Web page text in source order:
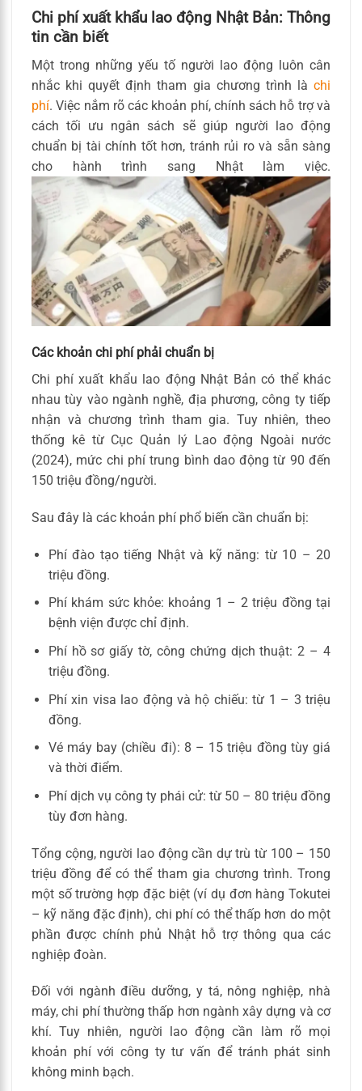
Chi phí xuất khẩu lao động Nhật Bản: Thông
tin cần biết
Một trong những yếu tố người lao động luôn cân
nhắc khi quyết định tham gia chương trình là chi
phí. Việc nắm rõ các khoản phí, chính sách hỗ trợ và
cách tối ưu ngân sách sẽ giúp người lao động
chuẩn bị tài chính tốt hơn, tránh rủi ro và sẵn sàng
cho hành trình sang Nhật làm việc.
Các khoản chi phí phải chuẩn bị
Chi phí xuất khẩu lao động Nhật Bản có thể khác
nhau tùy vào ngành nghề, địa phương, công ty tiếp
nhận và chương trình tham gia. Tuy nhiên, theo
thống kê từ Cục Quản lý Lao động Ngoài nước
(2024), mức chi phí trung bình dao động từ 90 đến
150 triệu đồng/người.
Sau đây là các khoản phí phổ biến cần chuẩn bị:
Phí đào tạo tiếng Nhật và kỹ năng: từ 10 – 20
triệu đồng.
Phí khám sức khỏe: khoảng 1 – 2 triệu đồng tại
bệnh viện được chỉ định.
Phí hồ sơ giấy tờ, công chứng dịch thuật: 2 – 4
triệu đồng.
Phí xin visa lao động và hộ chiếu: từ 1 – 3 triệu
đồng.
Vé máy bay (chiều đi): 8 – 15 triệu đồng tùy giá
và thời điểm.
Phí dịch vụ công ty phái cử: từ 50 – 80 triệu đồng
tùy đơn hàng.
Tổng cộng, người lao động cần dự trù từ 100 – 150
triệu đồng để có thể tham gia chương trình. Trong
một số trường hợp đặc biệt (ví dụ đơn hàng Tokutei
– kỹ năng đặc định), chi phí có thể thấp hơn do một
phần được chính phủ Nhật hỗ trợ thông qua các
nghiệp đoàn.
Đối với ngành điều dưỡng, y tá, nông nghiệp, nhà
máy, chi phí thường thấp hơn ngành xây dựng và cơ
khí. Tuy nhiên, người lao động cần làm rõ mọi
khoản phí với công ty tư vấn để tránh phát sinh
không minh bạch.